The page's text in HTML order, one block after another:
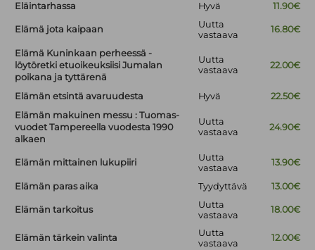
Eläintarhassa Hyvä 11.90€
Elämä jota kaipaan
Uutta
vastaava
16.80€
Elämä Kuninkaan perheessä -
löytöretki etuoikeuksiisi Jumalan
poikana ja tyttärenä
Uutta
vastaava
22.00€
Elämän etsintä avaruudesta Hyvä
22.50€
Elämän makuinen messu : Tuomas-
vuodet Tampereella vuodesta 1990
alkaen
Uutta
vastaava
24.90€
Elämän mittainen lukupiiri
Uutta
vastaava
13.90€
Elämän paras aika Tyydyttävä 13.00€
Elämän tarkoitus
Uutta
vastaava
18.00€
Elämän tärkein valinta
Uutta
vastaava
12.00€